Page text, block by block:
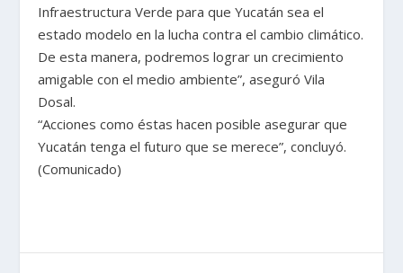
Infraestructura Verde para que Yucatán sea el
estado modelo en la lucha contra el cambio climático.
De esta manera, podremos lograr un crecimiento
amigable con el medio ambiente”, aseguró Vila
Dosal.
“Acciones como éstas hacen posible asegurar que
Yucatán tenga el futuro que se merece”, concluyó.
(Comunicado)